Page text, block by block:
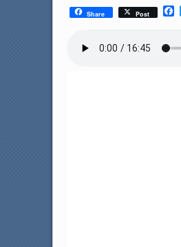
Share Post
F